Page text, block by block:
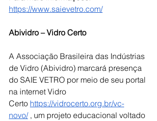
https://www.saievetro.com/
Abividro – Vidro Certo
A Associação Brasileira das Indústrias
de Vidro (Abividro) marcará presença
do SAIE VETRO por meio de seu portal
na internet Vidro
Certo https://vidrocerto.org.br/vc-
novo/ , um projeto educacional voltado